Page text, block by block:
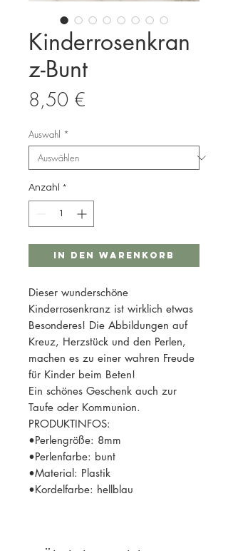
Kinderrosenkran
z-Bunt
8,50 €
Auswahl *
Anzahl *
In den Warenkorb
Dieser wunderschöne
Kinderrosenkranz ist wirklich etwas
Besonderes! Die Abbildungen auf
Kreuz, Herzstück und den Perlen,
machen es zu einer wahren Freude
für Kinder beim Beten!
Ein schönes Geschenk auch zur
Taufe oder Kommunion.
PRODUKTINFOS:
•Perlengröße: 8mm
•Perlenfarbe: bunt
•Material: Plastik
•Kordelfarbe: hellblau